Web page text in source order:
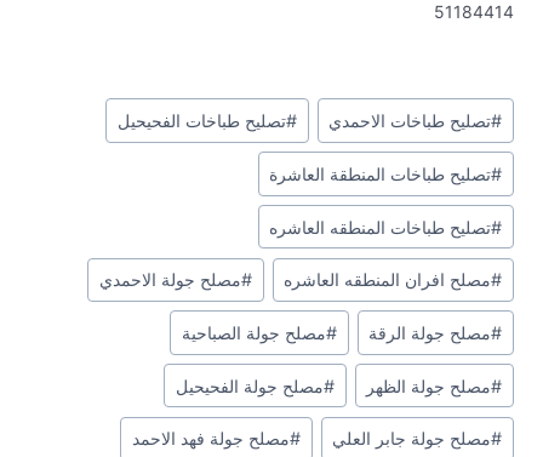
51184414
وسوم
المقال:
#تصليح طباخات الاحمدي #تصليح طباخات الفحيحيل
#تصليح طباخات المنطقة العاشرة
#تصليح طباخات المنطقه العاشره
#مصلح افران المنطقه العاشره #مصلح جولة الاحمدي
#مصلح جولة الرقة #مصلح جولة الصباحية
#مصلح جولة الظهر #مصلح جولة الفحيحيل
#مصلح جولة جابر العلي #مصلح جولة فهد الاحمد